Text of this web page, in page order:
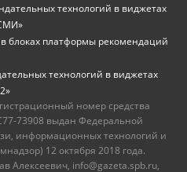
технологий в виджетах
блоках платформы рекомендаций
технологий в виджетах
номер средства
73908 выдан Федеральной
информационных технологий и
12 октября 2018 года.
Алексеевич, info@gazeta.spb.ru,